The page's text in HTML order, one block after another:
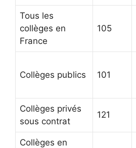
Tous les
collèges en
France
105
Collèges publics 101
Collèges privés
sous contrat
121
Collèges en